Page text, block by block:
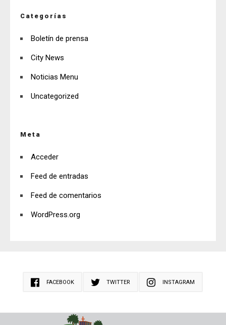
Categorías
Boletín de prensa
City News
Noticias Menu
Uncategorized
Meta
Acceder
Feed de entradas
Feed de comentarios
WordPress.org
FACEBOOK TWITTER INSTAGRAM